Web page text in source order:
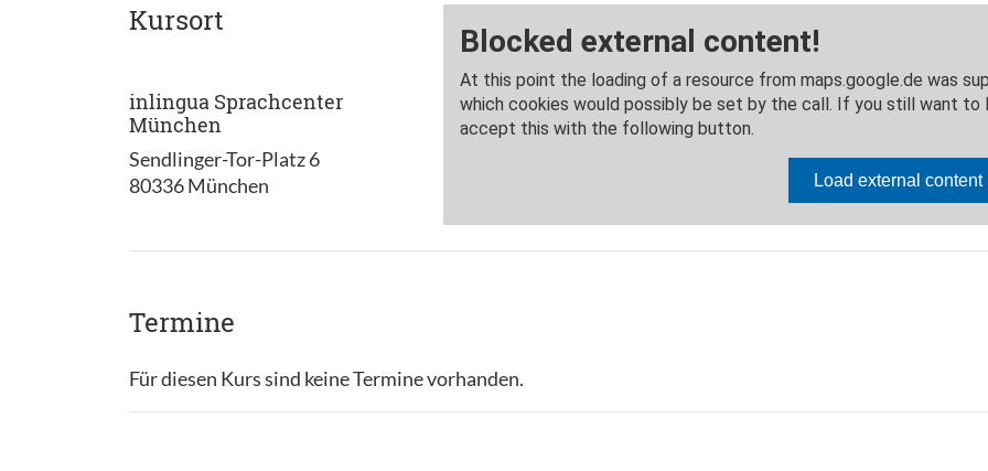
Kursort
inlingua Sprachcenter
München
Sendlinger-Tor-Platz 6
80336 München
Termine
Für diesen Kurs sind keine Termine vorhanden.